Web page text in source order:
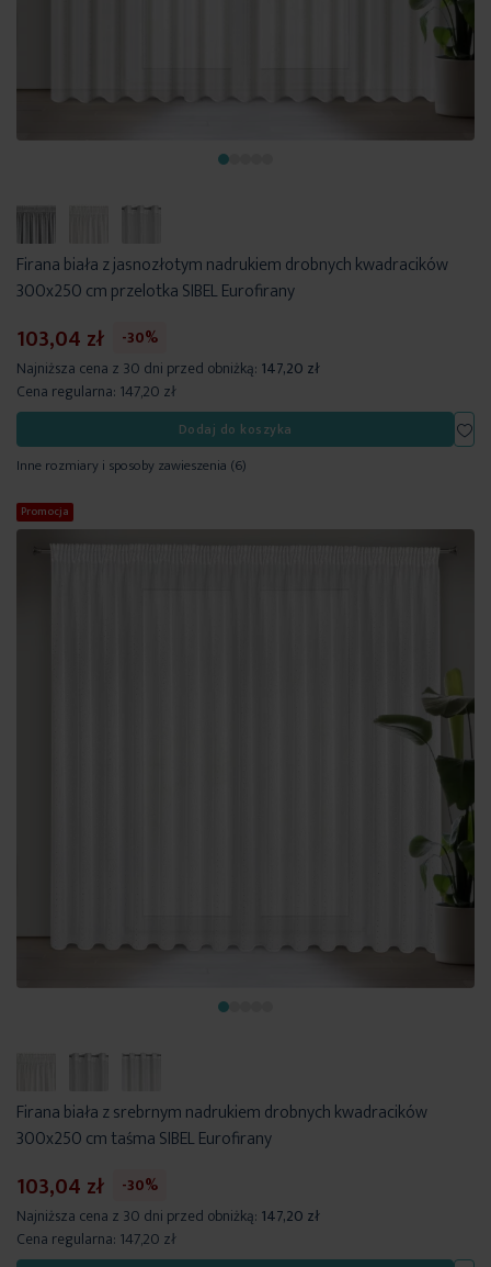
Firana biała z jasnozłotym nadrukiem drobnych kwadracików
300x250 cm przelotka SIBEL Eurofirany
103,04 zł
-30%
Najniższa cena z 30 dni przed obniżką: 147,20 zł
Cena regularna: 147,20 zł
Dodaj do koszyka
Inne rozmiary i sposoby zawieszenia (6)
Promocja
Firana biała z srebrnym nadrukiem drobnych kwadracików
300x250 cm taśma SIBEL Eurofirany
103,04 zł
-30%
Najniższa cena z 30 dni przed obniżką: 147,20 zł
Cena regularna: 147,20 zł